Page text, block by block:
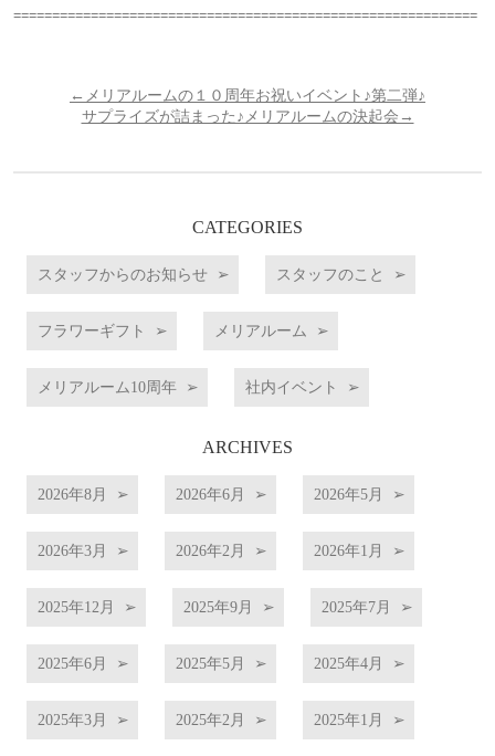
============================================================
←メリアルームの１０周年お祝いイベント♪第二弾♪
サプライズが詰まった♪メリアルームの決起会→
CATEGORIES
スタッフからのお知らせ スタッフのこと
フラワーギフト メリアルーム
メリアルーム10周年 社内イベント
ARCHIVES
2026年8月 2026年6月 2026年5月
2026年3月 2026年2月 2026年1月
2025年12月 2025年9月 2025年7月
2025年6月 2025年5月 2025年4月
2025年3月 2025年2月 2025年1月